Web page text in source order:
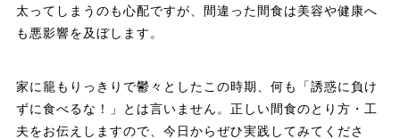
太ってしまうのも心配ですが、間違った間食は美容や健康へ
も悪影響を及ぼします。
家に籠もりっきりで鬱々としたこの時期、何も「誘惑に負け
ずに食べるな！」とは言いません。正しい間食のとり方・工
夫をお伝えしますので、今日からぜひ実践してみてくださ